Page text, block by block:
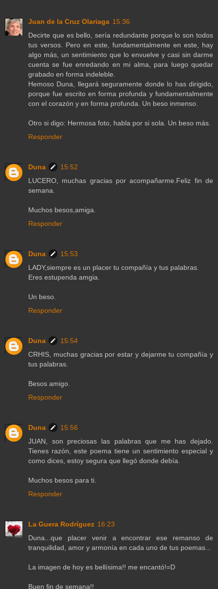
Juan de la Cruz Olariaga 15:36
Decirte que es bello, sería redundante porque lo son todos
tus versos. Pero en este, fundamentalmente en este, hay
algo más, un sentimiento que lo envuelve y casi sin darme
cuenta se fue enredando en mi alma, para luego quedar
grabado en forma indeleble.
Hemoso Duna, llegará seguramente donde lo has dirigido,
porque fue escrito en forma profunda y fundamentalmente
con el corazón y en forma profunda. Un beso inmenso.
Otro si digo: Hermosa foto, habla por si sola. Un beso más.
Responder
Duna
15:52
LUCERO, muchas gracias por acompañarme.Feliz fin de
semana.
Muchos besos,amiga.
Responder
Duna
15:53
LADY,siempre es un placer tu compañía y tus palabras.
Eres estupenda amgia.
Un beso.
Responder
Duna
15:54
CRHIS, muchas gracias por estar y dejarme tu compañía y
tus palabras.
Besos amigo.
Responder
Duna
15:56
JUAN, son preciosas las palabras que me has dejado.
Tienes razón, este poema tiene un sentimiento especial y
como dices, estoy segura que llegó donde debía.
Muchos besos para ti.
Responder
La Guera Rodríguez 16:23
Duna...que placer venir a encontrar ese remanso de
tranquilidad, amor y armonía en cada uno de tus poemas...
La imagen de hoy es bellísima!! me encantó!=D
Buen fin de semana!!